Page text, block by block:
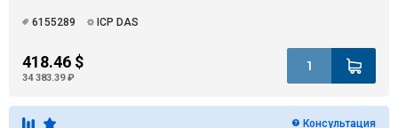
6155289 ICP DAS
418.46 $
34 383.39 ₽
Консультация